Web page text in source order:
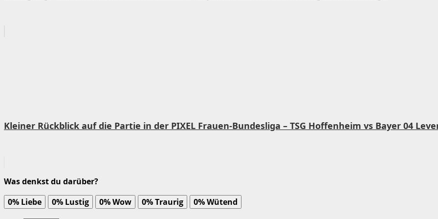
Kleiner Rückblick auf die Partie in der PIXEL Frauen-Bundesliga – TSG Hoffenheim vs Bayer 04
Was denkst du darüber?
0% Liebe 0% Lustig 0%Wow 0%Traurig 0%Wütend